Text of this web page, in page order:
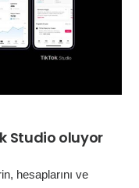
Studio oluyor
hesaplarını ve